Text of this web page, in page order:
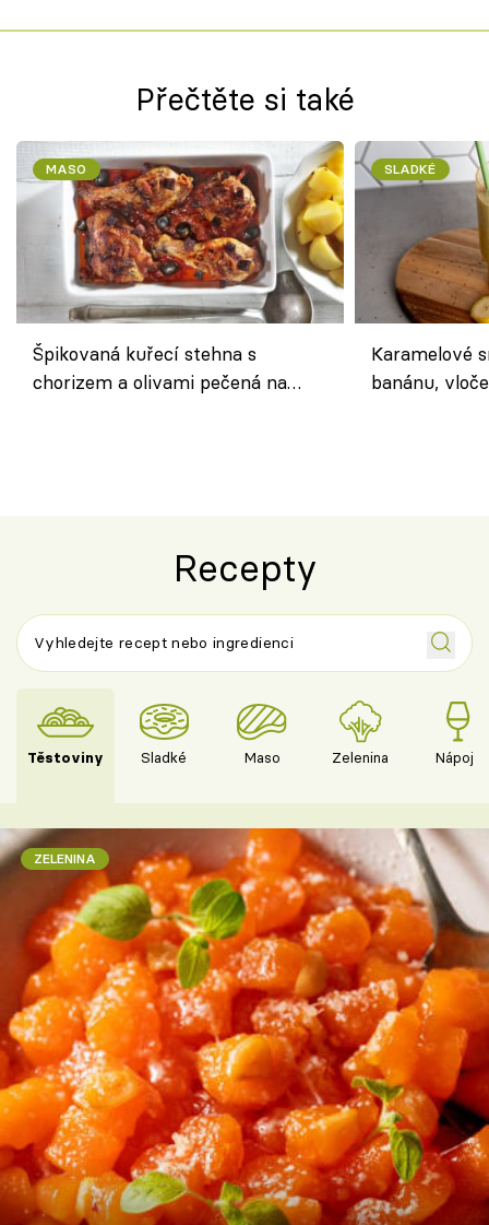
Přečtěte si také
MASO
Špikovaná kuřecí stehna s
chorizem a olivami pečená na
SLADKÉ
Karamelové
banánu,
Recepty
Těstoviny Sladké Maso Zelenina Nápoje
ZELENINA